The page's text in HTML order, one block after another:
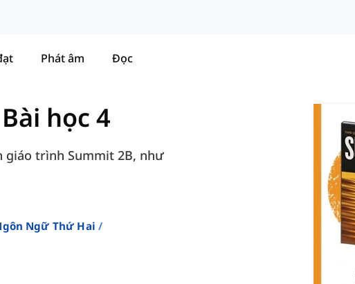
Phát âm Đọc
học 4
giáo trình Summit 2B, như
Ngữ Thứ Hai